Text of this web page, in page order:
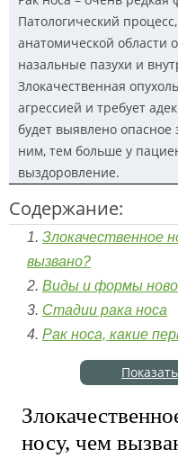
Патологический
анатомической области
назальные пазухи и
Злокачественная
агрессией и требует
будет выявлено опасное
ним, тем больше у
выздоровление.
Содержание:
Злокачественное
вызвано?
Виды и формы
Стадии рака носа
Рак носа, какие
носу, чем